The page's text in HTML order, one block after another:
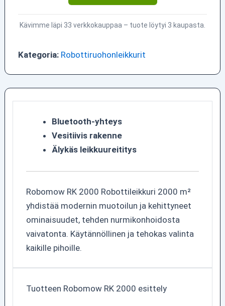
Kävimme läpi 33 verkkokauppaa – tuote löytyi 3 kaupasta.
Kategoria: Robottiruohonleikkurit
Bluetooth-yhteys
Vesitiivis rakenne
Älykäs leikkuureititys
Robomow RK 2000 Robottileikkuri 2000 m²
yhdistää modernin muotoilun ja kehittyneet
ominaisuudet, tehden nurmikonhoidosta
vaivatonta. Käytännöllinen ja tehokas valinta
kaikille pihoille.
Tuotteen Robomow RK 2000 esittely